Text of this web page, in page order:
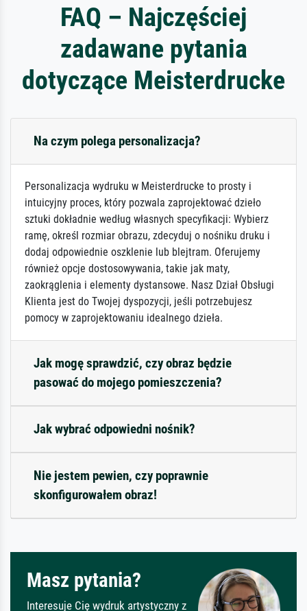
FAQ – Najczęściej
zadawane pytania
dotyczące Meisterdrucke
Na czym polega personalizacja?
Personalizacja wydruku w Meisterdrucke to prosty i
intuicyjny proces, który pozwala zaprojektować dzieło
sztuki dokładnie według własnych specyfikacji: Wybierz
ramę, określ rozmiar obrazu, zdecyduj o nośniku druku i
dodaj odpowiednie oszklenie lub blejtram. Oferujemy
również opcje dostosowywania, takie jak maty,
zaokrąglenia i elementy dystansowe. Nasz Dział Obsługi
Klienta jest do Twojej dyspozycji, jeśli potrzebujesz
pomocy w zaprojektowaniu idealnego dzieła.
Jak mogę sprawdzić, czy obraz będzie
pasować do mojego pomieszczenia?
Jak wybrać odpowiedni nośnik?
Nie jestem pewien, czy poprawnie
skonfigurowałem obraz!
Masz pytania?
Interesuje Cię wydruk artystyczny z